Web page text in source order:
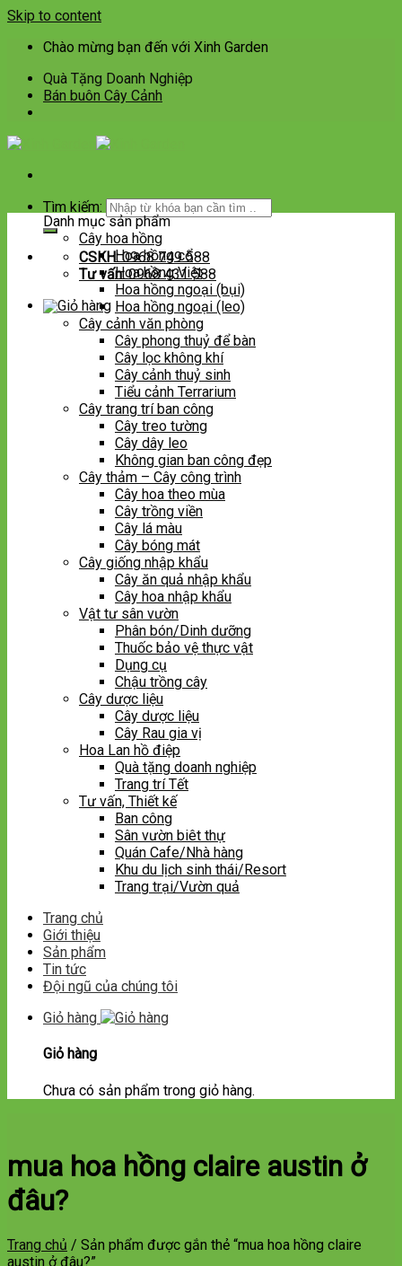
Skip to content
Chào mừng bạn đến với Xinh Garden
Quà Tặng Doanh Nghiệp
Bán buôn Cây Cảnh
Tìm kiếm:
CSKH:0968 749 588
Tư vấn:0968 431 588
Danh mục sản phẩm
Cây hoa hồng
Hoa hồng cổ
Hoa hồng Việt
Hoa hồng ngoại (bụi)
Hoa hồng ngoại (leo)
Cây cảnh văn phòng
Cây phong thuỷ để bàn
Cây lọc không khí
Cây cảnh thuỷ sinh
Tiểu cảnh Terrarium
Cây trang trí ban công
Cây treo tường
Cây dây leo
Không gian ban công đẹp
Cây thảm – Cây công trình
Cây hoa theo mùa
Cây trồng viền
Cây lá màu
Cây bóng mát
Cây giống nhập khẩu
Cây ăn quả nhập khẩu
Cây hoa nhập khẩu
Vật tư sân vườn
Phân bón/Dinh dưỡng
Thuốc bảo vệ thực vật
Dụng cụ
Chậu trồng cây
Cây dược liệu
Cây dược liệu
Cây Rau gia vị
Hoa Lan hồ điệp
Quà tặng doanh nghiệp
Trang trí Tết
Tư vấn, Thiết kế
Ban công
Sân vườn biêt thự
Quán Cafe/Nhà hàng
Khu du lịch sinh thái/Resort
Trang trại/Vườn quả
Trang chủ
Giới thiệu
Sản phẩm
Tin tức
Đội ngũ của chúng tôi
Giỏ hàng
Giỏ hàng
Chưa có sản phẩm trong giỏ hàng.
mua hoa hồng claire austin ở
đâu?
Trang chủ / Sản phẩm được gắn thẻ “mua hoa hồng claire
austin ở đâu?”